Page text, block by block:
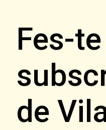
Fes-te
de